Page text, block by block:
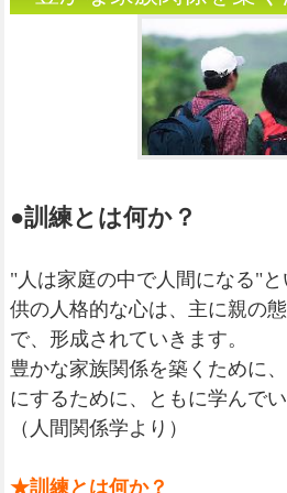
●訓練とは何か？
"人は家庭の中で人間になる"
供の人格的な心は、主に親の
で、形成されていきます。
豊かな家族関係を築くために
にするために、ともに学んで
（人間関係学より）
★訓練とは何か？